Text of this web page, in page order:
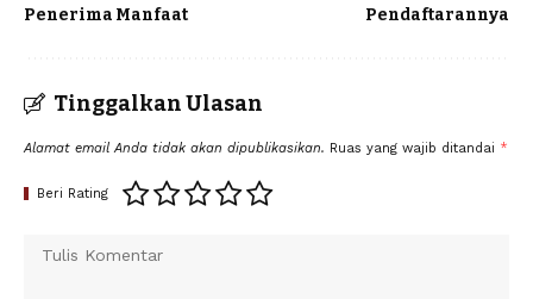
Penerima Manfaat Pendaftarannya
Tinggalkan Ulasan
Alamat email Anda tidak akan dipublikasikan. Ruas yang wajib ditandai *
Beri Rating